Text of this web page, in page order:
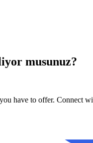
musunuz?
have to offer. Connect